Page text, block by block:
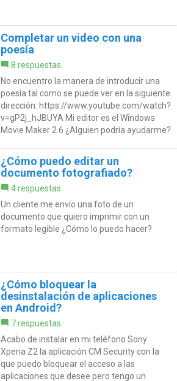
Completar un video con una
poesía
8 respuestas
No encuentro la manera de introducir una
poesía tal como se puede ver en la siguiente
dirección: https://www.youtube.com/watch?
v=gP2j_hJBUYA Mi editor es el Windows
Movie Maker 2.6 ¿Alguien podría ayudarme?
¿Cómo puedo editar un
documento fotografiado?
4 respuestas
Un cliente me envío una foto de un
documento que quiero imprimir con un
formato legible ¿Cómo lo puedo hacer?
¿Cómo bloquear la
desinstalación de aplicaciones
en Android?
7 respuestas
Acabo de instalar en mi teléfono Sony
Xperia Z2 la aplicación CM Security con la
que puedo bloquear el acceso a las
aplicaciones que desee pero tengo un